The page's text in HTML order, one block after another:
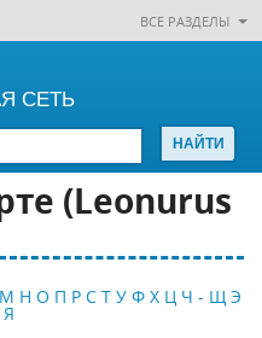
ВСЕ РАЗДЕЛЫ
СЕТЬ
(Leonurus
М Н О П Р С Т У Ф Х Ц Ч - Щ Э